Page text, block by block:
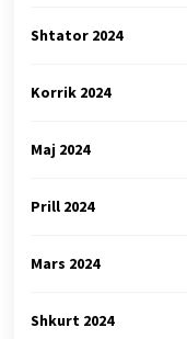
Shtator 2024
Korrik 2024
Maj 2024
Prill 2024
Mars 2024
Shkurt 2024